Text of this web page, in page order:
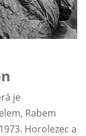
je
Rabem
Horolezec a